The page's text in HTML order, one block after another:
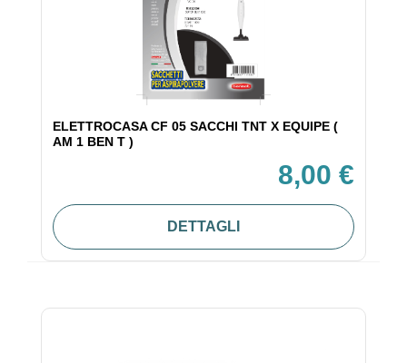
ELETTROCASA CF 05 SACCHI TNT X EQUIPE (
AM 1 BEN T )
8,00 €
DETTAGLI